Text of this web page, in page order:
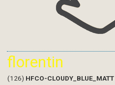
florentin
(126) HFCO-